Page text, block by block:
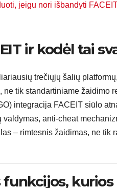
jeigu nori išbandyti
ir kodėl tai
trečiųjų šalių
ne tik standartiniame žaidimo
integracija FACEIT siūlo
anti-cheat
– rimtesnis žaidimas, ne tik
kurios